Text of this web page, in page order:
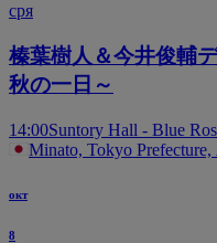
сря
榛葉樹人＆今井俊輔
秋の一日～
14:00Suntory Hall - Blue
Minato, Tokyo
окт
8